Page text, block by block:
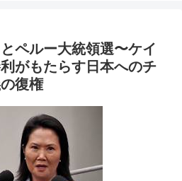
ペルー大統領選〜ケイ
がもたらす日本へのチ
復権